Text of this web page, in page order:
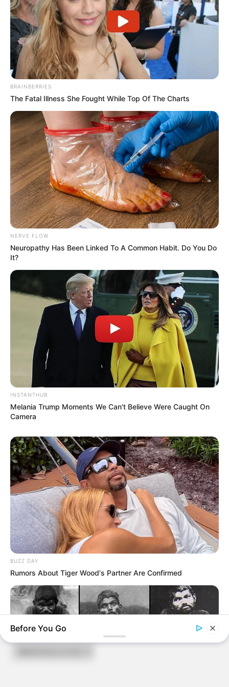
préférence parmi les réseaux sociaux.
Partagez sur les réseaux! Merci à Vous!
ARCHIVES
Archives
BRAINBERRIES
The Fatal Illness She Fought While Top Of The Charts
NERVE FLOW
Neuropathy Has Been Linked To A Common Habit. Do You Do
It?
INSTANTHUB
Melania Trump Moments We Can't Believe Were Caught On
Camera
BUZZ DAY
Rumors About Tiger Wood's Partner Are Confirmed
Before You Go